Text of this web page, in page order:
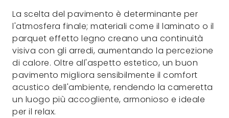
La scelta del pavimento è determinante per
l'atmosfera finale; materiali come il laminato o il
parquet effetto legno creano una continuità
visiva con gli arredi, aumentando la percezione
di calore. Oltre all'aspetto estetico, un buon
pavimento migliora sensibilmente il comfort
acustico dell'ambiente, rendendo la cameretta
un luogo più accogliente, armonioso e ideale
per il relax.